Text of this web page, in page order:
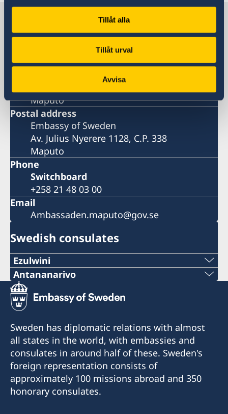
Tillåt alla
Tillåt urval
Avvisa
Sweden in Mozambique, Maputo
Maputo
Postal address
Embassy of Sweden
Av. Julius Nyerere 1128, C.P. 338
Maputo
Phone
Switchboard
+258 21 48 03 00
Email
Ambassaden.maputo@gov.se
Swedish consulates
Ezulwini
Telephone
+268 2416-1156
swedishconsulate.eswatini@gmail.com
Nyonyane Street, Corner Plaza, Ezulwini,
Eswatini
Opening hours:
Antananarivo
Mobile & Whatsapp
+261 32 69 449 06
E-mail
sweden.mgaconsulate@gmail.com
Villa Hacienda,
RP RAHAJAMARIZAFY
Sweden has diplomatic relations with almost
all states in the world, with embassies and
consulates in around half of these. Sweden's
foreign representation consists of
approximately 100 missions abroad and 350
honorary consulates.